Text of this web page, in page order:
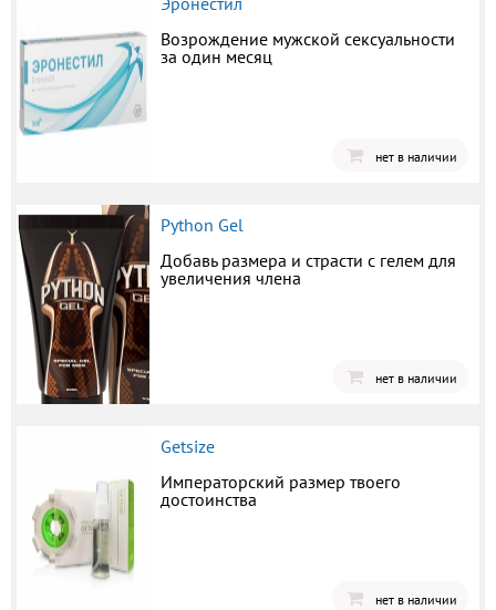
Возрождение мужской сексуальности
за один месяц
нет в наличии
Python Gel
Добавь размера и страсти с гелем для
увеличения члена
нет в наличии
Getsize
Императорский размер твоего
достоинства
нет в наличии